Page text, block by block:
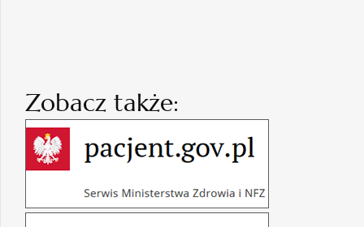
Zobacz także: